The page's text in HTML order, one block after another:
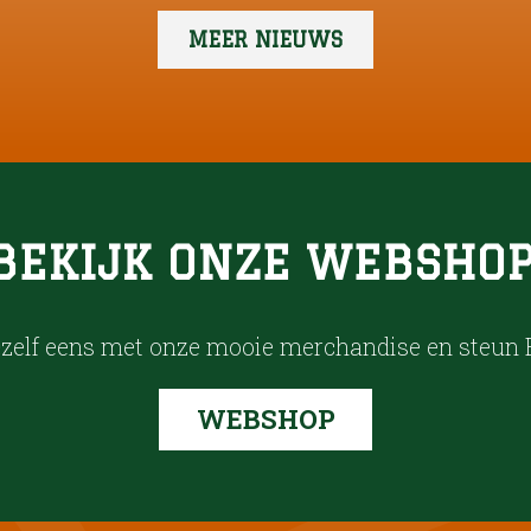
MEER NIEUWS
ONZE
eens met onze mooie merchandise en steun
WEBSHOP